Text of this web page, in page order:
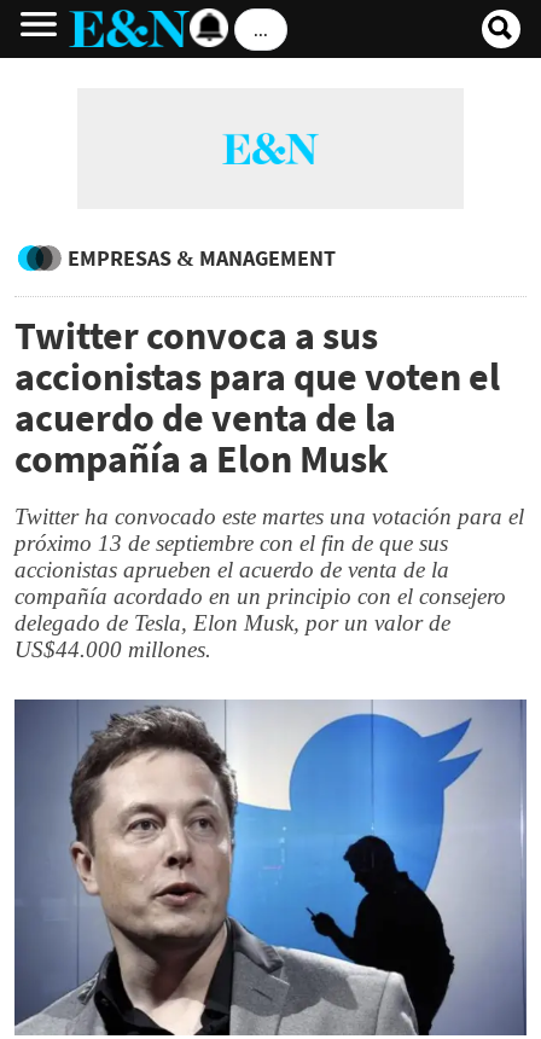
...
EMPRESAS & MANAGEMENT
Twitter convoca a sus
accionistas para que voten el
acuerdo de venta de la
compañía a Elon Musk
Twitter ha convocado este martes una votación para el
próximo 13 de septiembre con el fin de que sus
accionistas aprueben el acuerdo de venta de la
compañía acordado en un principio con el consejero
delegado de Tesla, Elon Musk, por un valor de
US$44.000 millones.